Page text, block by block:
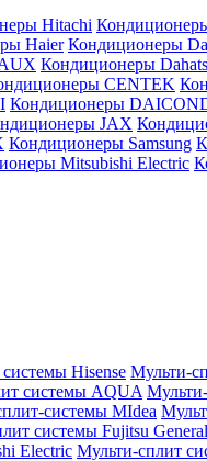
Hitachi
Haier Кондиционеры
Кондиционеры
CENTEK
Кондиционеры
JAX
Кондиционеры Samsung
Mitsubishi Electric
Hisense Мульти-
системы AQUA
системы MIdea
системы Fujitsu General
Electric Мульти-сплит